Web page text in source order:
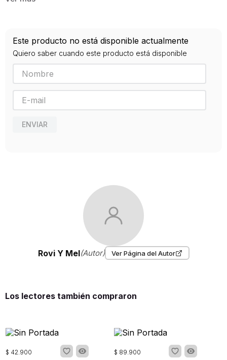
9789584257314
Editorial
TEMAS DE HOY
Año de publicación
2017
Este producto no está disponible actualmente
Quiero saber cuando este producto está disponible
ENVIAR
Rovi Y Mel(Autor) Ver Página del Autor
Los lectores también compraron
$ 42.900 $ 89.900